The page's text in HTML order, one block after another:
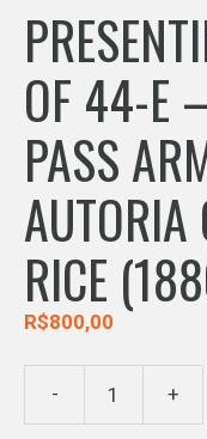
OF 44-E
PASS
AUTORIA
RICE
R$800,00
- +